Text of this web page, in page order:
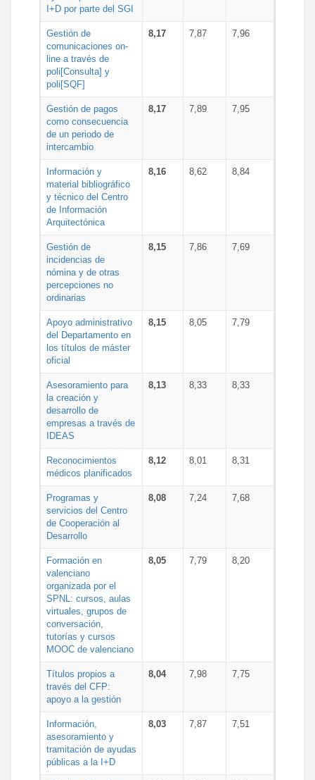
I+D por parte del SGI
Gestión de
comunicaciones on-
line a través de
poli[Consulta] y
poli[SQF]
8,17 7,87 7,96
Gestión de pagos
como consecuencia
de un periodo de
intercambio
8,17 7,89 7,95
Información y
material bibliográfico
y técnico del Centro
de Información
Arquitectónica
8,16 8,62 8,84
Gestión de
incidencias de
nómina y de otras
percepciones no
ordinarias
8,15 7,86 7,69
Apoyo administrativo
del Departamento en
los títulos de máster
oficial
8,15 8,05 7,79
Asesoramiento para
la creación y
desarrollo de
empresas a través de
IDEAS
8,13 8,33 8,33
Reconocimientos
médicos planificados
8,12 8,01 8,31
Programas y
servicios del Centro
de Cooperación al
Desarrollo
8,08 7,24 7,68
Formación en
valenciano
organizada por el
SPNL: cursos, aulas
virtuales, grupos de
conversación,
tutorías y cursos
MOOC de valenciano
8,05 7,79 8,20
Títulos propios a
través del CFP:
apoyo a la gestión
8,04 7,98 7,75
Información,
asesoramiento y
tramitación de ayudas
públicas a la I+D
8,03 7,87 7,51